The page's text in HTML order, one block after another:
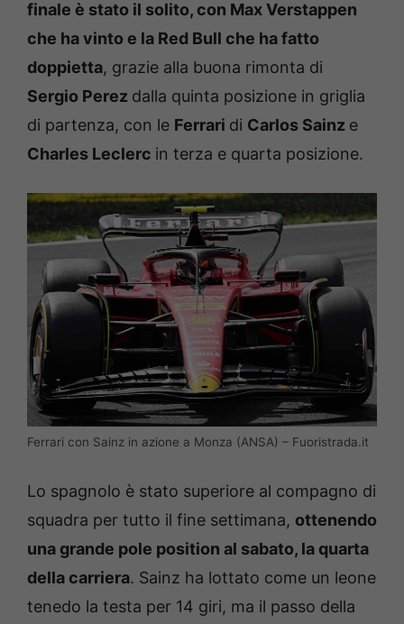
finale è stato il solito, con Max Verstappen
che ha vinto e la Red Bull che ha fatto
doppietta, grazie alla buona rimonta di
Sergio Perez dalla quinta posizione in griglia
di partenza, con le Ferrari di Carlos Sainz e
Charles Leclerc in terza e quarta posizione.
Ferrari con Sainz in azione a Monza (ANSA) – Fuoristrada.it
Lo spagnolo è stato superiore al compagno di
squadra per tutto il fine settimana, ottenendo
una grande pole position al sabato, la quarta
della carriera. Sainz ha lottato come un leone
tenedo la testa per 14 giri, ma il passo della